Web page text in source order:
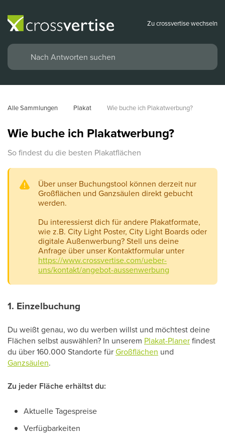
Zu crossvertise wechseln
Alle Sammlungen Plakat Wie buche ich Plakatwerbung?
Wie buche ich Plakatwerbung?
So findest du die besten Plakatflächen
Über unser Buchungstool können derzeit nur
Großflächen und Ganzsäulen direkt gebucht
werden.
Du interessierst dich für andere Plakatformate,
wie z.B. City Light Poster, City Light Boards oder
digitale Außenwerbung? Stell uns deine
Anfrage über unser Kontaktformular unter
https://www.crossvertise.com/ueber-
uns/kontakt/angebot-aussenwerbung
1. Einzelbuchung
Du weißt genau, wo du werben willst und möchtest deine
Flächen selbst auswählen? In unserem Plakat-Planerfindest
du über 160.000 Standorte fürGroßflächen und
Ganzsäulen.
Zu jeder Fläche erhältst du:
Aktuelle Tagespreise
Verfügbarkeiten